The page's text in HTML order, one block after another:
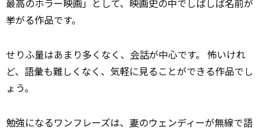
最高のホラー映画」として、映画史の中でしばしば名前が
挙がる作品です。
せりふ量はあまり多くなく、 会話が中心です。 怖いけれ
ど、語彙も難しくなく、気軽に見ることができる作品でし
ょう。
勉強になるワンフレーズは、 妻のウェンディーが無線で語